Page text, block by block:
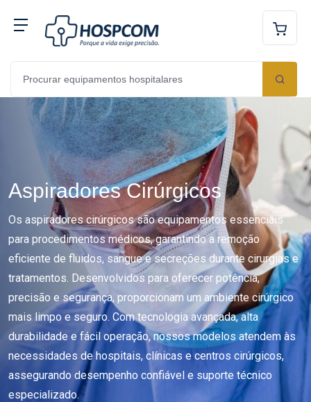
Aspiradores Cirúrgicos
Os aspiradores cirúrgicos são equipamentos essenciais
para procedimentos médicos, garantindo a remoção
eficiente de fluidos, sangue e secreções durante cirurgias e
tratamentos. Desenvolvidos para oferecer potência,
precisão e segurança, proporcionam um ambiente cirúrgico
mais limpo e seguro. Com tecnologia avançada, alta
durabilidade e fácil operação, nossos modelos atendem às
necessidades de hospitais, clínicas e centros cirúrgicos,
assegurando desempenho confiável e suporte técnico
especializado.